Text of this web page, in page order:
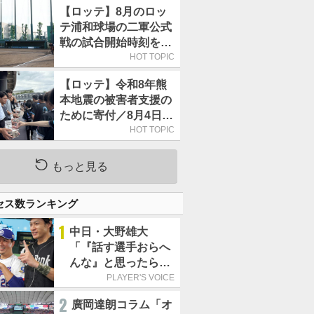
【ロッテ】8月のロッ
テ浦和球場の二軍公式
戦の試合開始時刻を午
前10時30分に変更HOT TOPIC
【ロッテ】令和8年熊
本地震の被害者支援の
ために寄付／8月4日に
は選手たちが募金箱を
HOT TOPIC
もっと見る
ス数ランキング
1 中日・大野雄大
「『話す選手おらへ
んな』と思ったら坂
本勇人が来た！」／
PLAYER'S VOICE
2 廣岡達朗コラム「オ